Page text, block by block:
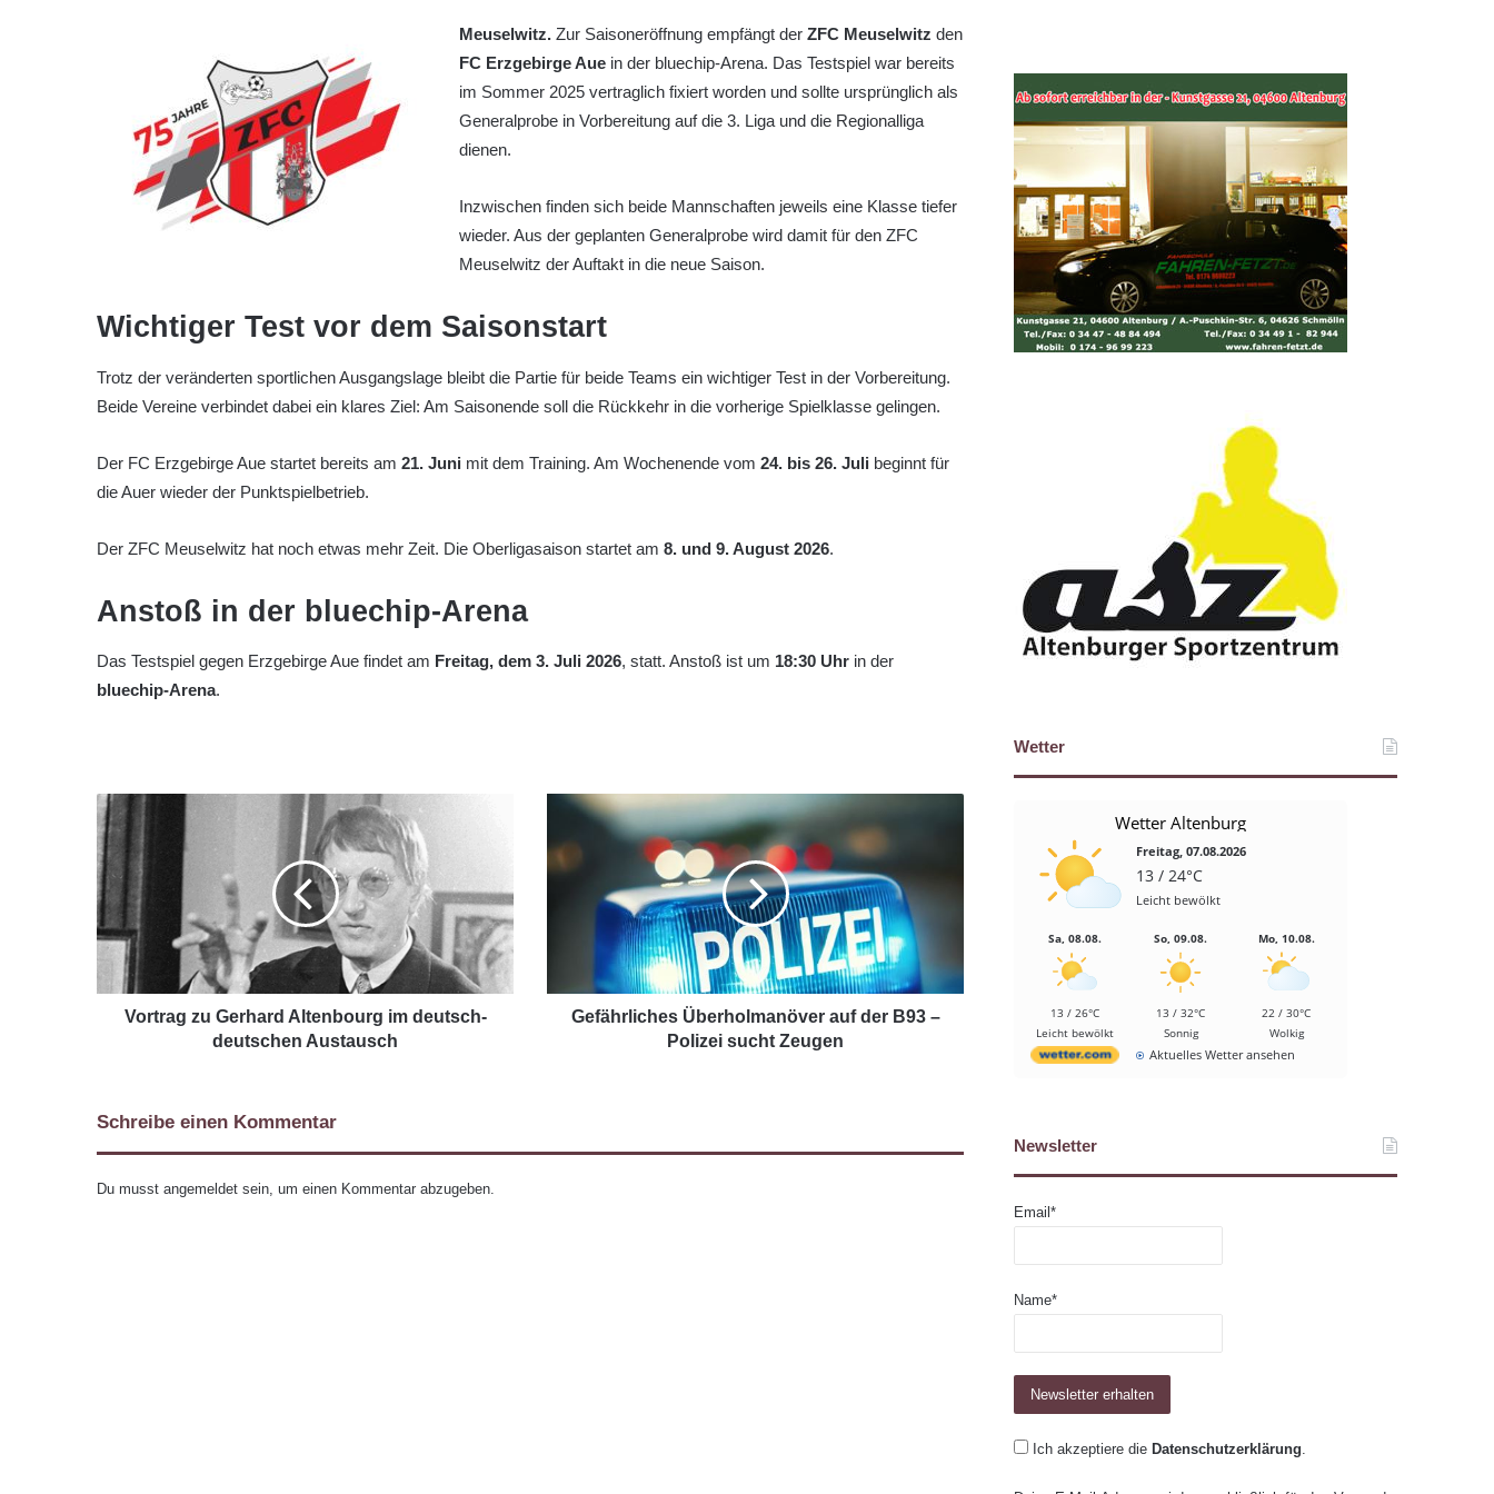
Meuselwitz. Zur Saisoneröffnung empfängt derZFC Meuselwitz den
FC Erzgebirge Aue in der bluechip-Arena. Das Testspiel war bereits
im Sommer 2025 vertraglich fixiert worden und sollte ursprünglich als
Generalprobe in Vorbereitung auf die 3. Liga und die Regionalliga
dienen.
Inzwischen finden sich beide Mannschaften jeweils eine Klasse tiefer
wieder. Aus der geplanten Generalprobe wird damit für den ZFC
Meuselwitz der Auftakt in die neue Saison.
Wichtiger Test vor dem Saisonstart
Trotz der veränderten sportlichen Ausgangslage bleibt die Partie für beide Teams ein wichtiger Test in der Vorbereitung.
Beide Vereine verbindet dabei ein klares Ziel: Am Saisonende soll die Rückkehr in die vorherige Spielklasse gelingen.
Der FC Erzgebirge Aue startet bereits am 21. Juni mit dem Training. Am Wochenende vom 24. bis 26. Juli beginnt für
die Auer wieder der Punktspielbetrieb.
Der ZFC Meuselwitz hat noch etwas mehr Zeit. Die Oberligasaison startet am 8. und 9. August 2026.
Anstoß in der bluechip-Arena
Das Testspiel gegen Erzgebirge Aue findet am Freitag, dem 3. Juli 2026, statt. Anstoß ist um 18:30 Uhr in der
bluechip-Arena.
Vortrag zu Gerhard Altenbourg im deutsch-
deutschen Austausch
Gefährliches Überholmanöver auf der B93 –
Polizei sucht Zeugen
Schreibe einen Kommentar
Du musst angemeldet sein, um einen Kommentar abzugeben.
Wetter
Wetter Altenburg
Freitag, 07.08.2026
13 / 24°C
Leicht bewölkt
Sa, 08.08.
13 / 26°C
Leicht bewölkt
So, 09.08.
13 / 32°C
Sonnig
Mo, 10.08.
22 / 30°C
Wolkig
Aktuelles Wetter ansehen
Newsletter
Email*
Name*
Ich akzeptiere die Datenschutzerklärung.